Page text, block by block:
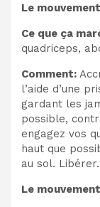
Le
Ce que ça
quadriceps,
Comment:
l’aide d’une
gardant les
possible,
engagez vos
haut que
au sol.
Le